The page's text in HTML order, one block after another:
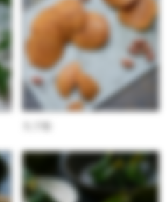
丸子船